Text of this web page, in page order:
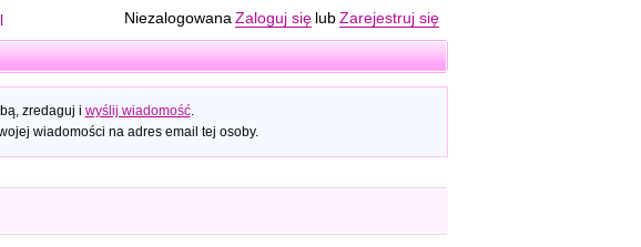
Niezalogowana Zaloguj się lub Zarejestruj się
zredaguj i wyślij wiadomość.
wiadomości na adres email tej osoby.